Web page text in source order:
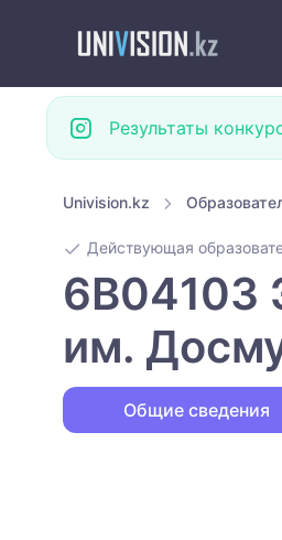
Результаты
Univision.kz
Действующая
6B04103
им.
Общие сведения